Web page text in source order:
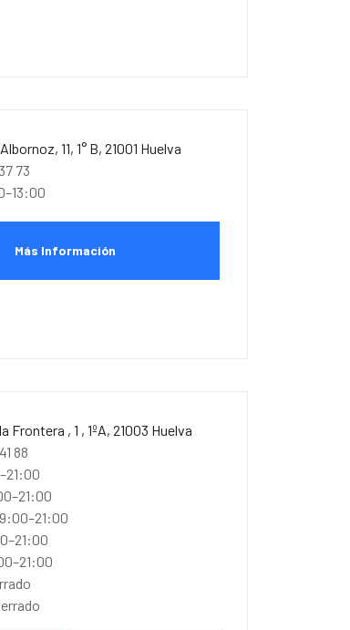
11, 1° B, 21001 Huelva
73
Más Información
Frontera , 1 , 1ºA, 21003 Huelva
88